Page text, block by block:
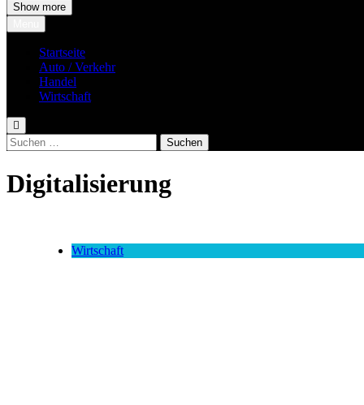
Show more
Startseite
Auto / Verkehr
Handel
Wirtschaft
Suchen
nach:
Digitalisierung
Wirtschaft